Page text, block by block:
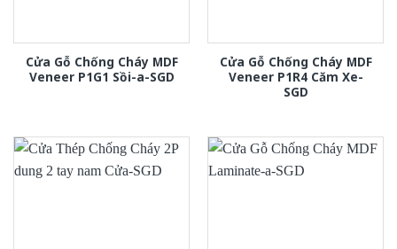
Cửa Gỗ Chống Cháy MDF
Veneer P1G1 Sồi-a-SGD
Cửa Gỗ Chống Cháy MDF
Veneer P1R4 Căm Xe-
SGD